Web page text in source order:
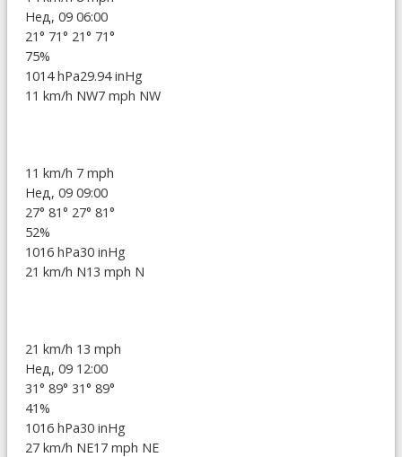
Нед, 09 06:00
21° 71° 21° 71°
75%
1014 hPa29.94 inHg
11 km/h NW7 mph NW
11 km/h 7 mph
Нед, 09 09:00
27° 81° 27° 81°
52%
1016 hPa30 inHg
21 km/h N13 mph N
21 km/h 13 mph
Нед, 09 12:00
31° 89° 31° 89°
41%
1016 hPa30 inHg
27 km/h NE17 mph NE